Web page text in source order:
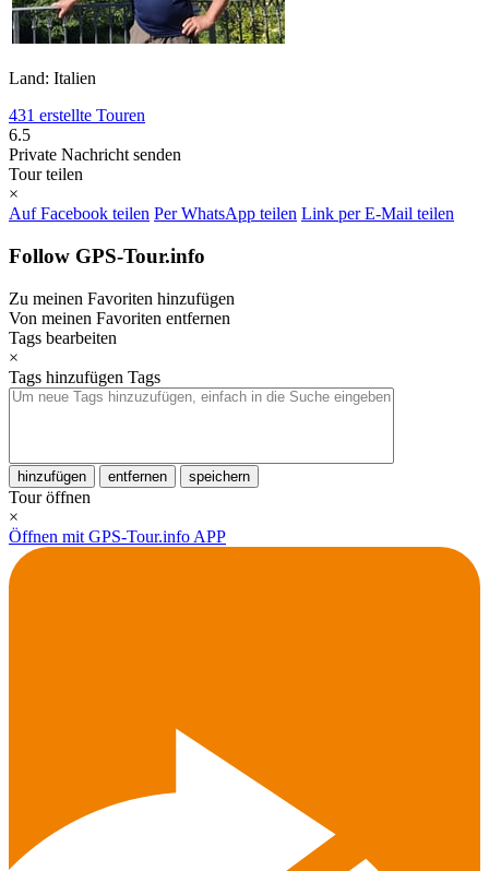
Land: Italien
431 erstellte Touren
6.5
Private Nachricht senden
Tour teilen
×
Auf Facebook teilen Per WhatsApp teilen Link per E-Mail teilen
Follow GPS-Tour.info
Zu meinen Favoriten hinzufügen
Von meinen Favoriten entfernen
Tags bearbeiten
×
Tags hinzufügen Tags
hinzufügen entfernen speichern
Tour öffnen
×
Öffnen mit GPS-Tour.info APP